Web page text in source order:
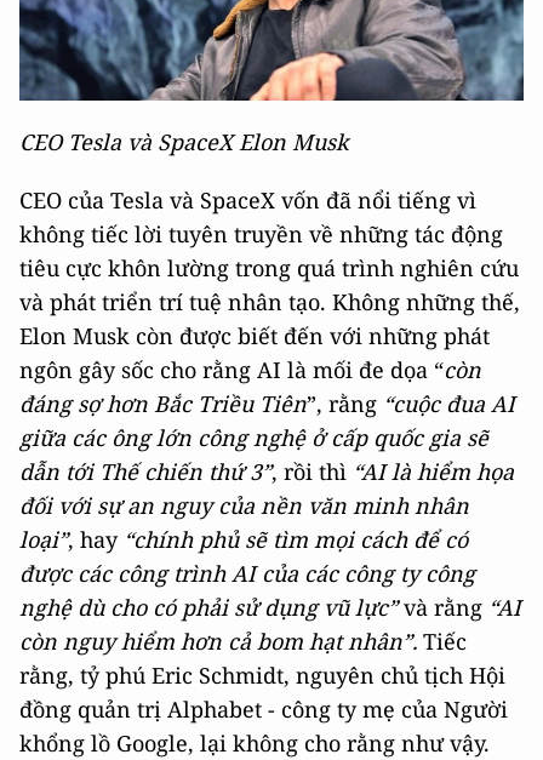
CEO Tesla và SpaceX Elon Musk
CEO của Tesla và SpaceX vốn đã nổi tiếng vì
không tiếc lời tuyên truyền về những tác động
tiêu cực khôn lường trong quá trình nghiên cứu
và phát triển trí tuệ nhân tạo. Không những thế,
Elon Musk còn được biết đến với những phát
ngôn gây sốc cho rằng AI là mối đe dọa “còn
đáng sợ hơn Bắc Triều Tiên”, rằng “cuộc đua AI
giữa các ông lớn công nghệ ở cấp quốc gia sẽ
dẫn tới Thế chiến thứ 3”, rồi thì “AI là hiểm họa
đối với sự an nguy của nền văn minh nhân
loại”, hay “chính phủ sẽ tìm mọi cách để có
được các công trình AI của các công ty công
nghệ dù cho có phải sử dụng vũ lực”và rằng “AI
còn nguy hiểm hơn cả bom hạt nhân”. Tiếc
rằng, tỷ phú Eric Schmidt, nguyên chủ tịch Hội
đồng quản trị Alphabet - công ty mẹ của Người
khổng lồ Google, lại không cho rằng như vậy.